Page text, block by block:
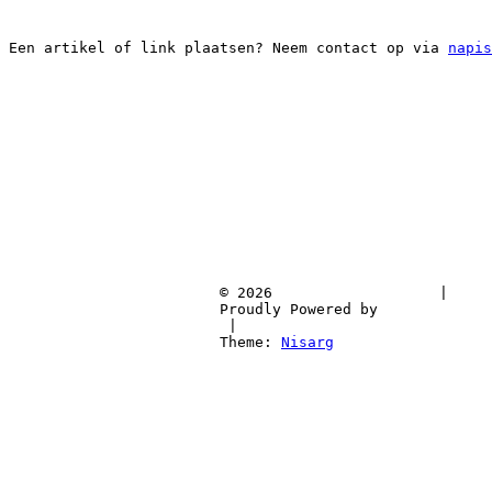
Een artikel of link plaatsen? Neem contact op via
			Theme:
Nisarg